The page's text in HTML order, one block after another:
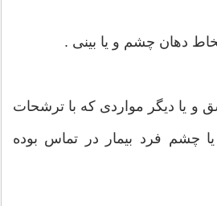
دهان چشم و یا بینی .
و یا دیگر مواردی که با ترشحات
چشم فرد بیمار در تماس بوده